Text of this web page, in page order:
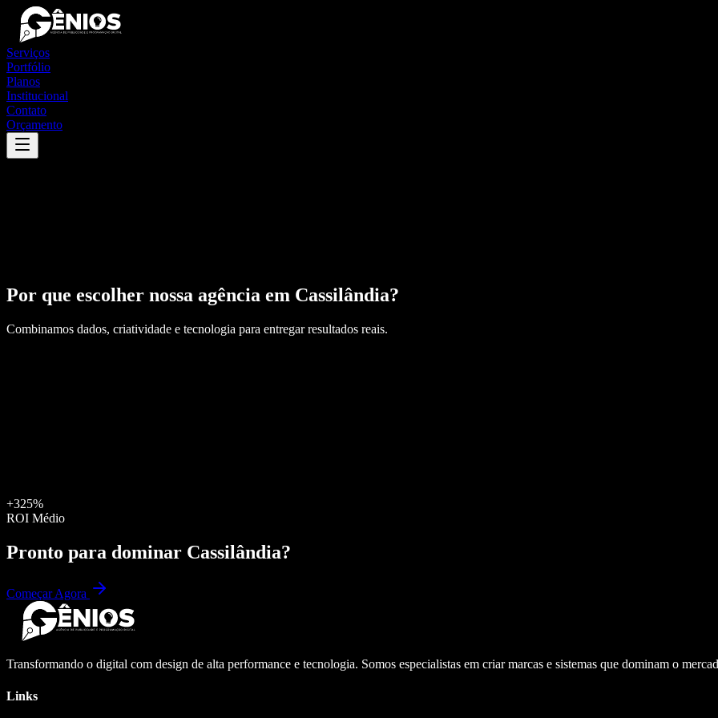
Serviços
Portfólio
Planos
Institucional
Contato
Orçamento
Por que escolher nossa agência em Cassilândia?
Combinamos dados, criatividade e tecnologia para entregar resultados reais.
+325%
ROI Médio
Pronto para dominar Cassilândia?
Começar Agora
Transformando o digital com design de alta performance e tecnologia. Somos especialistas em criar marcas e sistemas que dominam o
Links